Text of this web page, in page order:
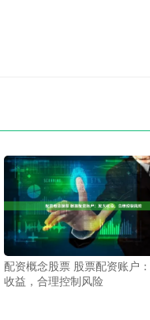
配资概念股票 股票配资账户
收益，合理控制风险